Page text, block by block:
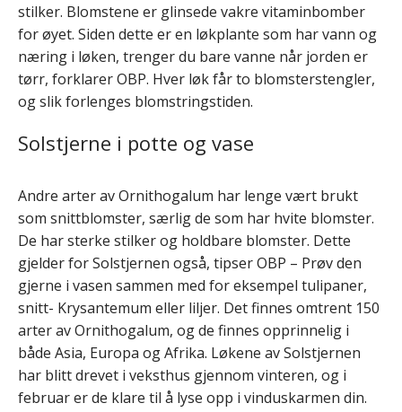
stilker. Blomstene er glinsede vakre vitaminbomber
for øyet. Siden dette er en løkplante som har vann og
næring i løken, trenger du bare vanne når jorden er
tørr, forklarer OBP. Hver løk får to blomsterstengler,
og slik forlenges blomstringstiden.
Solstjerne i potte og vase
Andre arter av Ornithogalum har lenge vært brukt
som snittblomster, særlig de som har hvite blomster.
De har sterke stilker og holdbare blomster. Dette
gjelder for Solstjernen også, tipser OBP – Prøv den
gjerne i vasen sammen med for eksempel tulipaner,
snitt- Krysantemum eller liljer. Det finnes omtrent 150
arter av Ornithogalum, og de finnes opprinnelig i
både Asia, Europa og Afrika. Løkene av Solstjernen
har blitt drevet i veksthus gjennom vinteren, og i
februar er de klare til å lyse opp i vinduskarmen din.